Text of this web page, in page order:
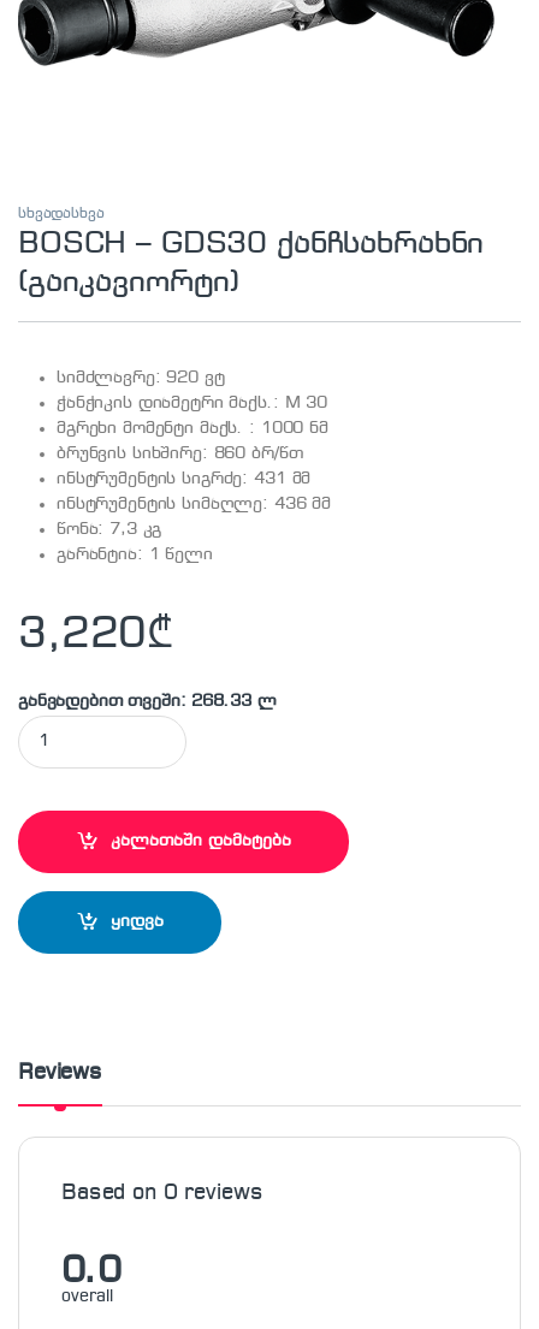
სხვადასხვა
BOSCH – GDS30 ქანჩსახრახნი
(გაიკავიორტი)
სიმძლავრე: 920 ვტ
ჭანჭიკის დიამეტრი მაქს.: M 30
მგრეხი მომენტი მაქს. : 1000 ნმ
ბრუნვის სიხშირე: 860 ბრ/წთ
ინსტრუმენტის სიგრძე: 431 მმ
ინსტრუმენტის სიმაღლე: 436 მმ
წონა: 7,3 კგ
გარანტია: 1 წელი
3,220₾
განვადებით თვეში: 268.33 ლ
BOSCH - GDS30 ქანჩსახრახნი (გაიკავიორტი) quantity
კალათაში დამატება
ყიდვა
Reviews
Based on 0 reviews
0.0
overall